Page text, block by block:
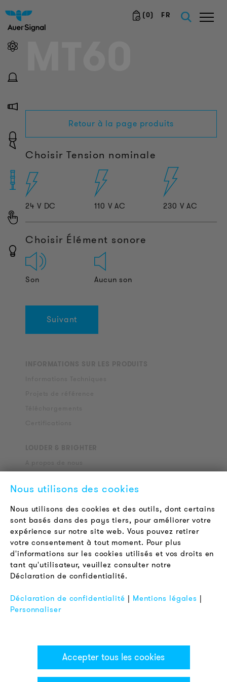
(0) FR
Retour à la page produits
Choisir Tension nominale
24 V DC 110 V AC 230 V AC
Choisir Élément sonore
Son Aucun son
Suivant
A propos de nous
Offres d'emploi
Newsletter
LÉGAL
Conditions Générales de Vente
Protection des Données
Mentions Légales
Nous utilisons des cookies
Nous utilisons des cookies et des outils, dont certains
sont basés dans des pays tiers, pour améliorer votre
expérience sur notre site web. Vous pouvez retirer
votre consentement à tout moment. Pour plus
d'informations sur les cookies utilisés et vos droits en
tant qu'utilisateur, veuillez consulter notre
Déclaration de confidentialité.
Déclaration de confidentialité | Mentions légales |
Personnaliser
Accepter tous les cookies